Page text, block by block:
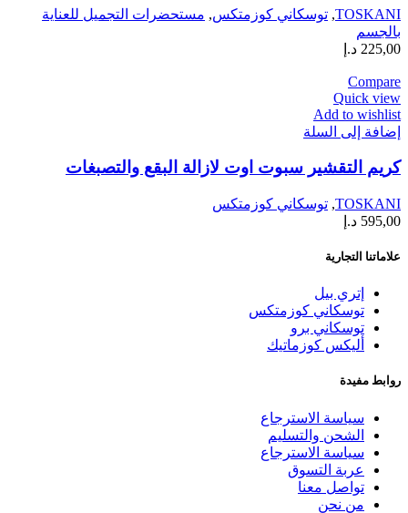
TOSKANI
, توسكاني كوزمتكس, مستحضرات التجميل للعناية
بالجسم
225,00 د.إ
Compare
Quick view
Add to wishlist
إضافة إلى السلة
كريم التقشير سبوت اوت لازالة البقع والتصبغات
TOSKANI
, توسكاني كوزمتكس
595,00 د.إ
علاماتنا التجارية
إتري بيل
توسكاني كوزمتكس
توسكاني برو
أليكس كوزماتيك
روابط مفيدة
سياسة الاسترجاع
الشحن والتسليم
سياسة الاسترجاع
عربة التسوق
تواصل معنا
من نحن